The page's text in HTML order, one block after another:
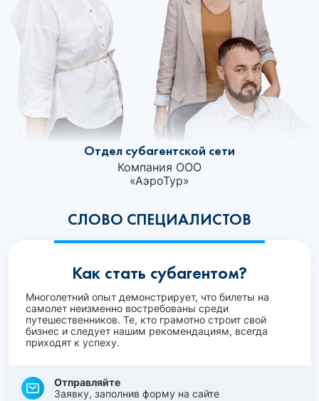
СЛОВО СПЕЦИАЛИСТОВ
Отдел субагентской сети
Компания ООО
«АэроТур»‎
Как стать субагентом?
Многолетний опыт демонстрирует, что билеты на
самолет неизменно востребованы среди
путешественников. Те, кто грамотно строит свой
бизнес и следует нашим рекомендациям, всегда
приходят к успеху.
Отправляйте
Заявку, заполнив форму на сайте